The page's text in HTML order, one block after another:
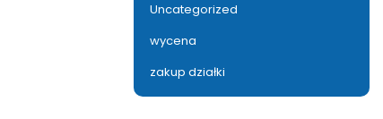
Uncategorized
wycena
zakup działki